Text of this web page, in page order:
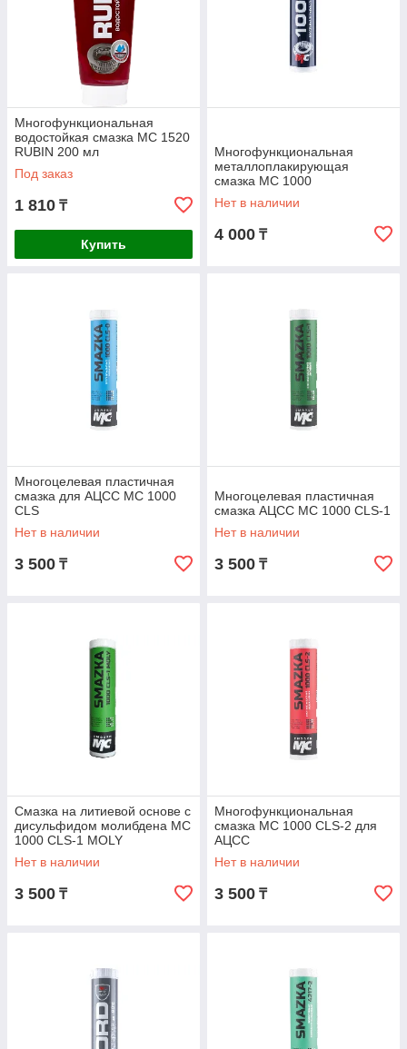
один из самых популярных и востребованных.
Антифрикционные промышленные масла относятся
к пластичным смазкам. Их применяют в
автомобилестроении, при изготовлении подшипников и
уплотнителей, а также многих других изделий. данный
вид смазок может включать различные
оптимизирующие добавки и например, защищать от
низких температур и влажности.
Для металлообрабатывающих станков и
оборудования используются особые виды смазочных
материалов, выделенные в отдельный раздел. Они
специально разработаны для снижения трения и
антикоррозийной защиты.
Специальные смазочные материалы применяются
при других критических условиях. они обычно стоят
дороже стандартных и производятся под конкретные
Купить смазочные материалы для промышленных целей
предлагает компания Tesicom. Широкий ассортимент
продуктов различной направленности позволяет
потребителю найти необходимое для своего вида
Многофункциональная
водостойкая смазка МС 1520
RUBIN 200 мл
Под заказ
1 810 ₸
Купить
Многофункциональная
металлоплакирующая
смазка МС 1000
Нет в наличии
4 000 ₸
Многоцелевая пластичная
смазка для АЦСС МС 1000
CLS
Нет в наличии
3 500 ₸
Многоцелевая пластичная
смазка АЦСС МС 1000 CLS-1
Нет в наличии
3 500 ₸
Смазка на литиевой основе с
дисульфидом молибдена МС
1000 CLS-1 MOLY
Нет в наличии
3 500 ₸
Многофункциональная
смазка МС 1000 CLS-2 для
АЦСС
Нет в наличии
3 500 ₸